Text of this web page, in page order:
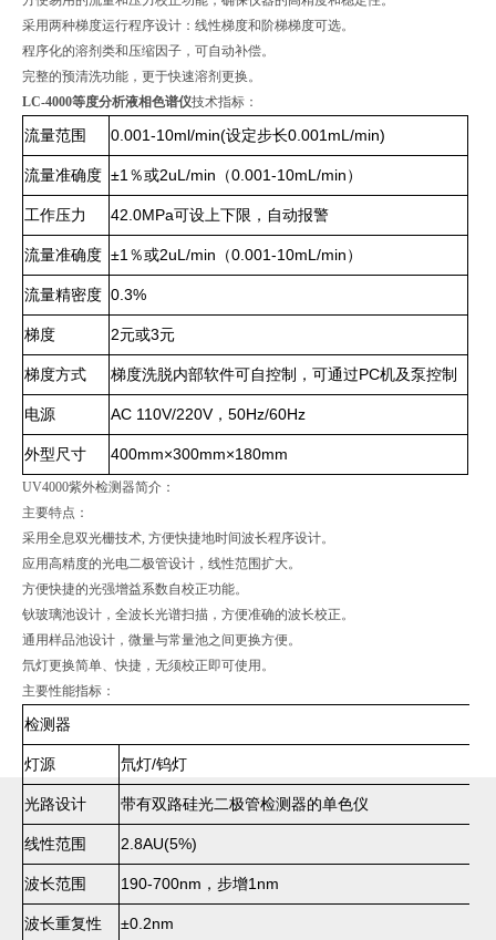
采用两种梯度运行程序设计：线性梯度和阶梯梯度可选。
程序化的溶剂类和压缩因子，可自动补偿。
完整的预清洗功能，更于快速溶剂更换。
LC-4000等度分析液相色谱仪技术指标：
流量范围 0.001-10ml/min(设定步长0.001mL/min)
流量准确度 ±1％或2uL/min（0.001-10mL/min）
工作压力 42.0MPa可设上下限，自动报警
流量准确度 ±1％或2uL/min（0.001-10mL/min）
流量精密度 0.3%
梯度 2元或3元
梯度方式 梯度洗脱内部软件可自控制，可通过PC机及泵控制
电源 AC 110V/220V，50Hz/60Hz
外型尺寸 400mm×300mm×180mm
UV4000紫外检测器简介：
主要特点：
采用全息双光栅技术, 方便快捷地时间波长程序设计。
应用高精度的光电二极管设计，线性范围扩大。
方便快捷的光强增益系数自校正功能。
钬玻璃池设计，全波长光谱扫描，方便准确的波长校正。
通用样品池设计，微量与常量池之间更换方便。
氘灯更换简单、快捷，无须校正即可使用。
主要性能指标：
检测器
灯源 氘灯/钨灯
光路设计 带有双路硅光二极管检测器的单色仪
线性范围 2.8AU(5%)
波长范围 190-700nm，步增1nm
波长重复性 ±0.2nm